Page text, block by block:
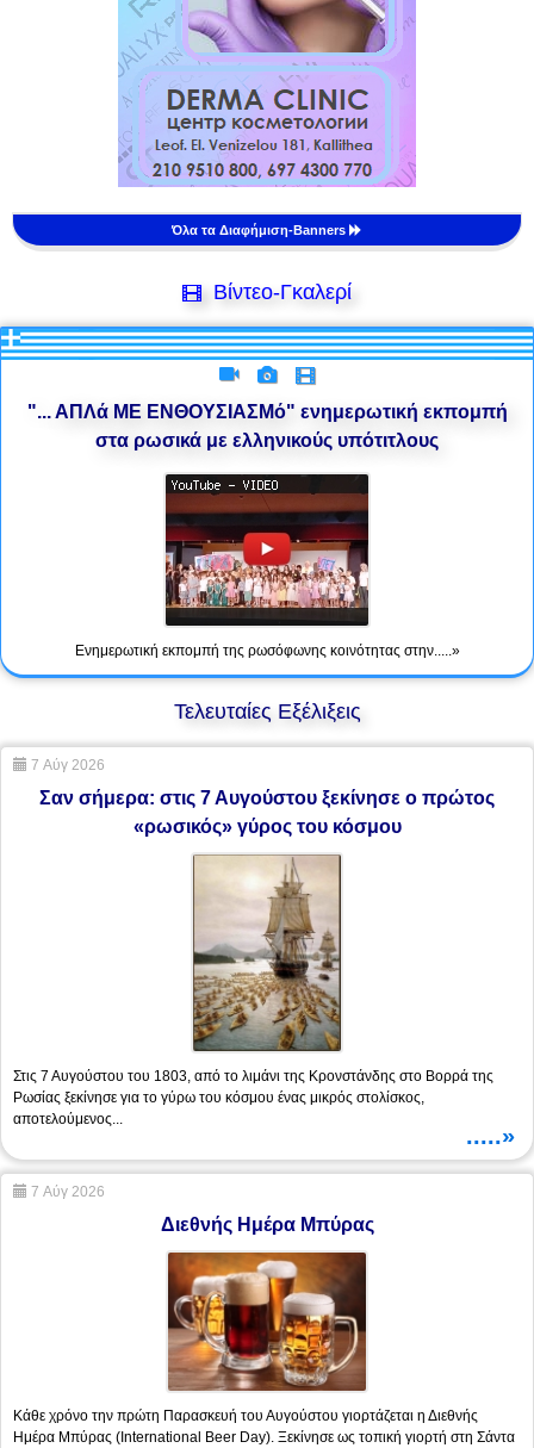
Όλα τα Διαφήμιση-Banners
Βίντεο-Γκαλερί
"... ΑΠΛά ΜΕ ΕΝΘΟΥΣΙΑΣΜό" ενημερωτική εκπομπή
στα ρωσικά με ελληνικούς υπότιτλους
Ενημερωτική εκπομπή της ρωσόφωνης κοινότητας στην.....»
Τελευταίες Εξέλιξεις
7 Αύγ 2026
Σαν σήμερα: στις 7 Αυγούστου ξεκίνησε ο πρώτος
«ρωσικός» γύρος του κόσμου
Στις 7 Αυγούστου του 1803, από το λιμάνι της Κρονστάνδης στο Βορρά της
Ρωσίας ξεκίνησε για το γύρω του κόσμου ένας μικρός στολίσκος,
αποτελούμενος...
.....»
7 Αύγ 2026
Διεθνής Ημέρα Μπύρας
Κάθε χρόνο την πρώτη Παρασκευή του Αυγούστου γιορτάζεται η Διεθνής
Ημέρα Μπύρας (International Beer Day). Ξεκίνησε ως τοπική γιορτή στη Σάντα